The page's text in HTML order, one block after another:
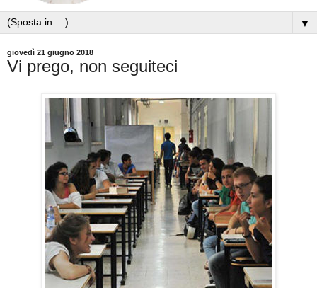
▼
giovedì 21 giugno 2018
Vi prego, non seguiteci